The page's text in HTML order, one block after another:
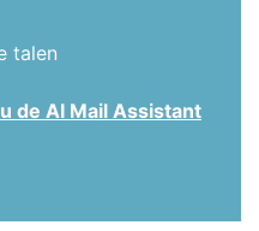
talen
de AI Mail Assistant